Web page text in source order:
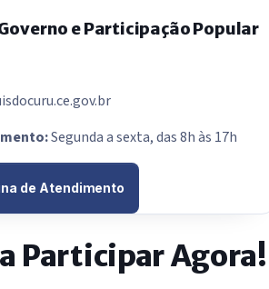
e Participação Popular
Segunda a sexta, das 8h às 17h
de Atendimento
Participar Agora!